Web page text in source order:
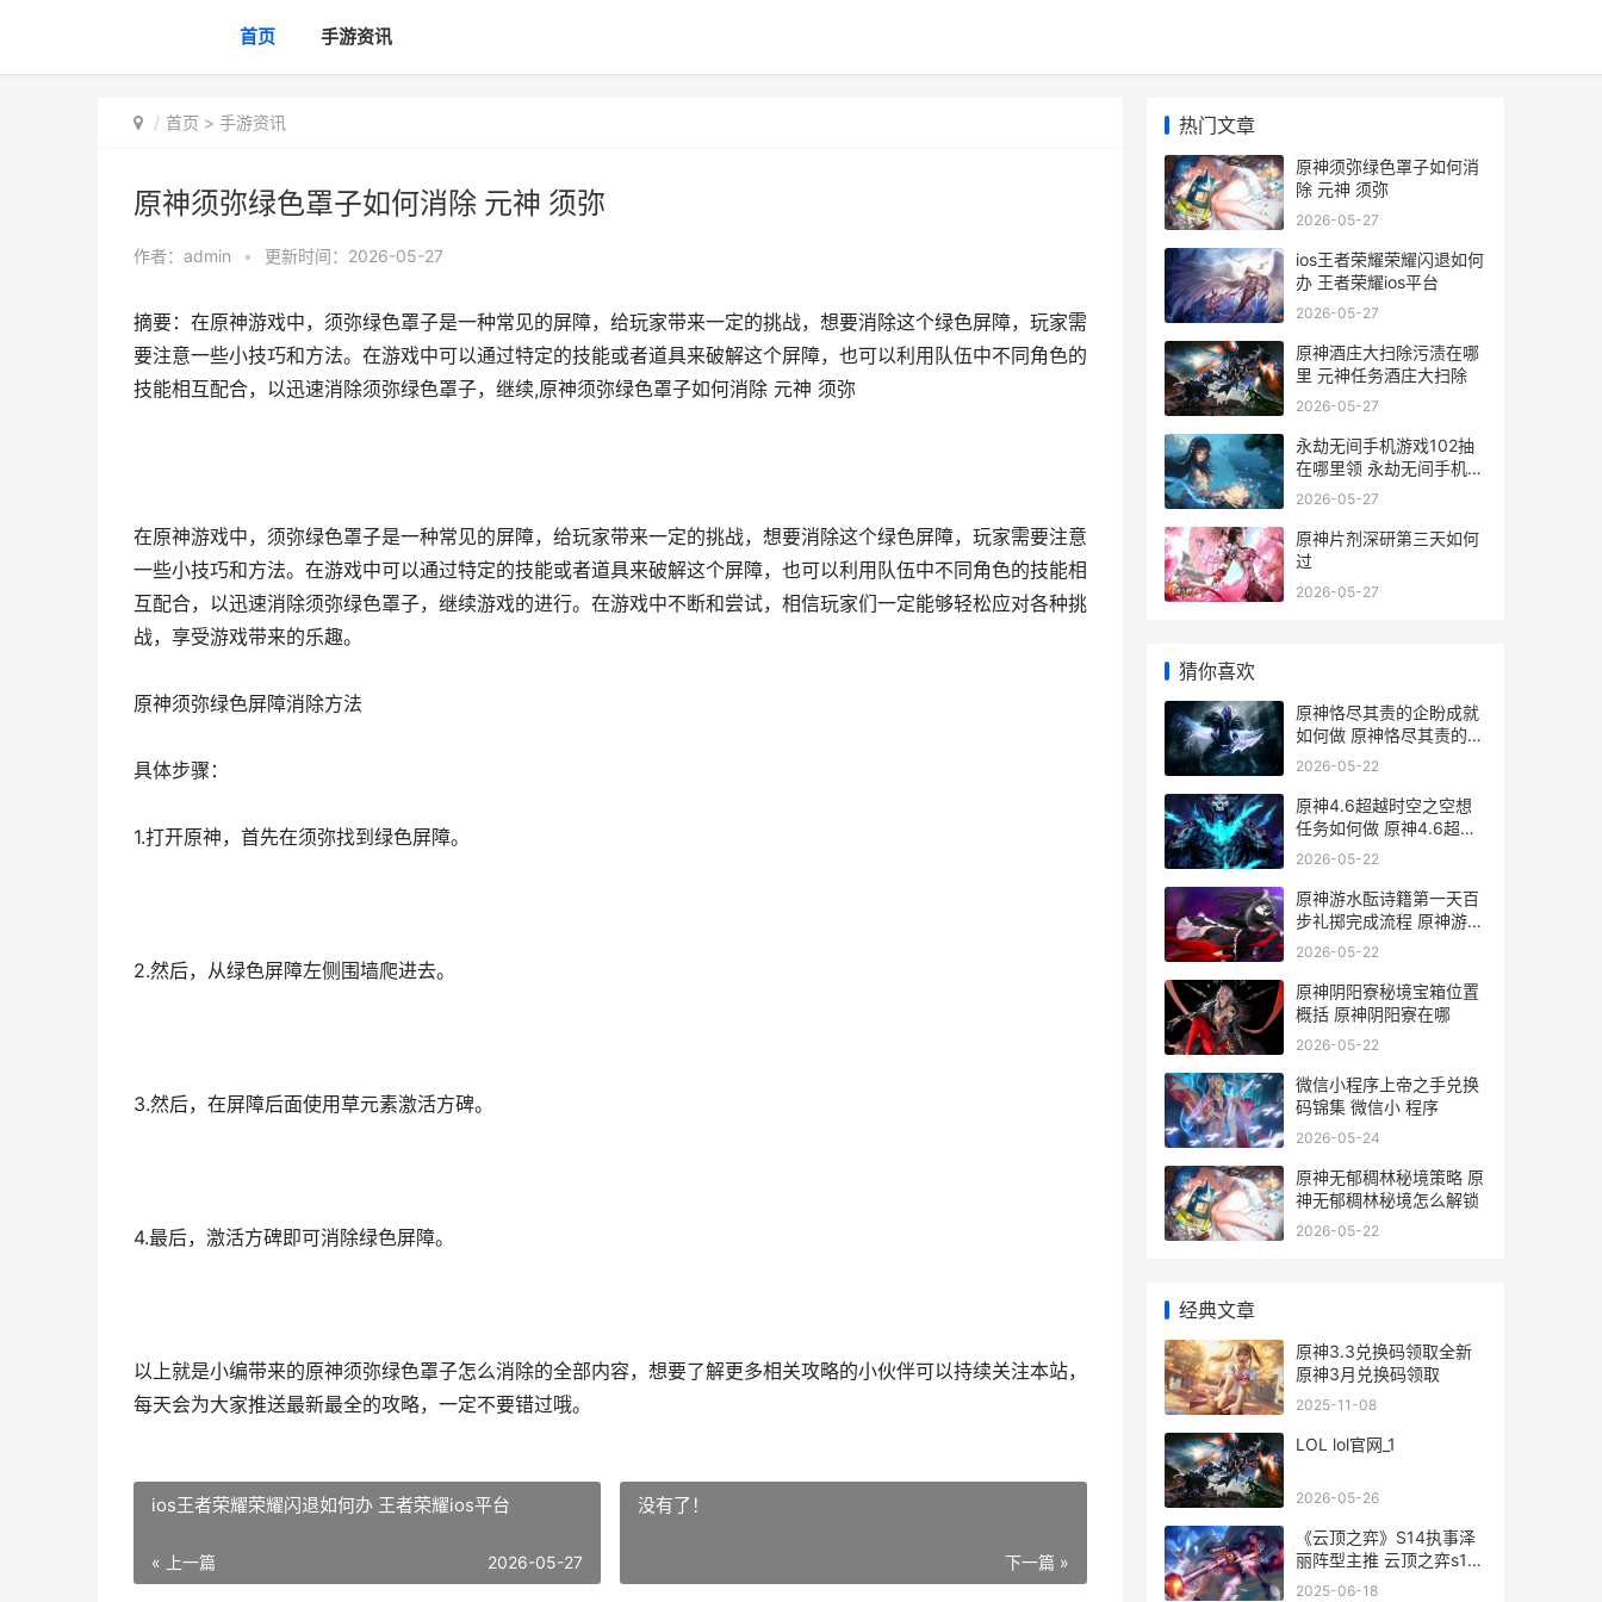
首页 手游资讯
首页 > 手游资讯
原神须弥绿色罩子如何消除 元神 须弥
作者： admin • 更新时间：2026-05-27
摘要：在原神游戏中，须弥绿色罩子是一种常见的屏障，给玩家带来一定的挑战，想要消除这个绿色屏障，玩家需
要注意一些小技巧和方法。在游戏中可以通过特定的技能或者道具来破解这个屏障，也可以利用队伍中不同角色的
技能相互配合，以迅速消除须弥绿色罩子，继续,原神须弥绿色罩子如何消除 元神 须弥
在原神游戏中，须弥绿色罩子是一种常见的屏障，给玩家带来一定的挑战，想要消除这个绿色屏障，玩家需要注意
一些小技巧和方法。在游戏中可以通过特定的技能或者道具来破解这个屏障，也可以利用队伍中不同角色的技能相
互配合，以迅速消除须弥绿色罩子，继续游戏的进行。在游戏中不断和尝试，相信玩家们一定能够轻松应对各种挑
战，享受游戏带来的乐趣。
原神须弥绿色屏障消除方法
具体步骤：
1.打开原神，首先在须弥找到绿色屏障。
2.然后，从绿色屏障左侧围墙爬进去。
3.然后，在屏障后面使用草元素激活方碑。
4.最后，激活方碑即可消除绿色屏障。
以上就是小编带来的原神须弥绿色罩子怎么消除的全部内容，想要了解更多相关攻略的小伙伴可以持续关注本站，
每天会为大家推送最新最全的攻略，一定不要错过哦。
ios王者荣耀荣耀闪退如何办 王者荣耀ios平台
« 上一篇 2026-05-27
没有了！
下一篇 »
热门文章
原神须弥绿色罩子如何消
除 元神 须弥
2026-05-27
ios王者荣耀荣耀闪退如何
办 王者荣耀ios平台
2026-05-27
原神酒庄大扫除污渍在哪
里 元神任务酒庄大扫除
2026-05-27
永劫无间手机游戏102抽
在哪里领 永劫无间手机游
戏怎么玩
2026-05-27
原神片剂深研第三天如何
过
2026-05-27
猜你喜欢
原神恪尽其责的企盼成就
如何做 原神恪尽其责的句
子
2026-05-22
原神4.6超越时空之空想
任务如何做 原神4.6超越
时空之空想
2026-05-22
原神游水酝诗籍第一天百
步礼掷完成流程 原神游水
酝诗籍壁纸
2026-05-22
原神阴阳寮秘境宝箱位置
概括 原神阴阳寮在哪
2026-05-22
微信小程序上帝之手兑换
码锦集 微信小 程序
2026-05-24
原神无郁稠林秘境策略 原
神无郁稠林秘境怎么解锁
2026-05-22
经典文章
原神3.3兑换码领取全新
原神3月兑换码领取
2025-11-08
LOL lol官网_1
2026-05-26
《云顶之弈》S14执事泽
丽阵型主推 云顶之弈s14
斗士阵容
2025-06-18